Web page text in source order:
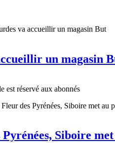
un magasin
est réservé aux abonnés
Siboire